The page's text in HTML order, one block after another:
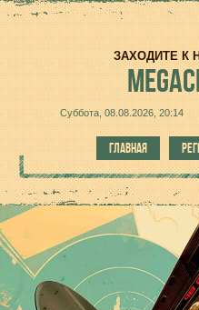
ЗАХОДИТЕ К
Суббота, 08.08.2026, 20:14
ГЛАВНАЯ